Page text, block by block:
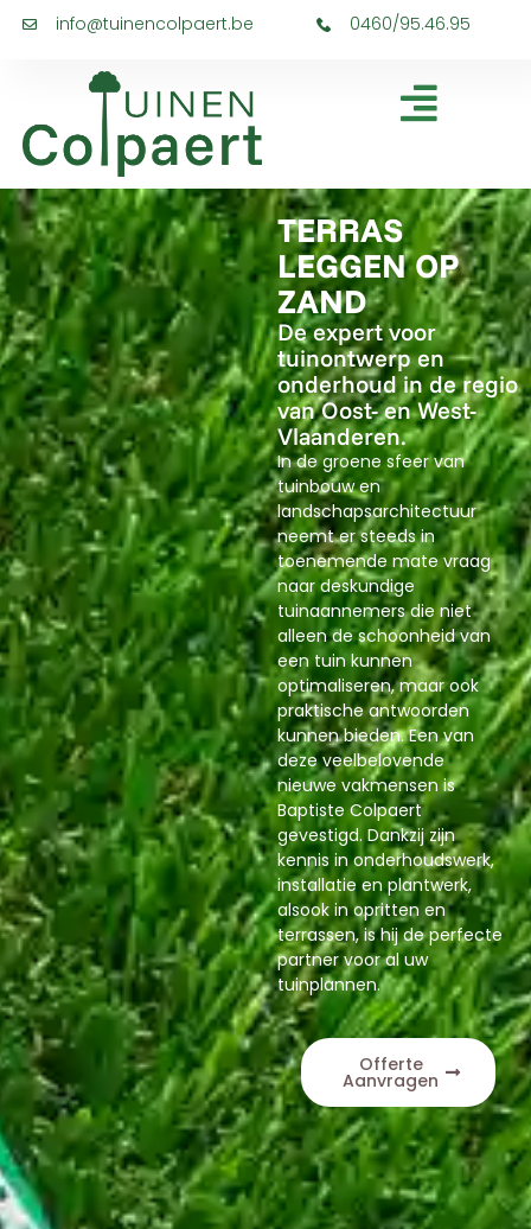
info@tuinencolpaert.be 0460/95.46.95
TERRAS
LEGGEN OP
ZAND
De expert voor
tuinontwerp en
onderhoud in de regio
van Oost- en West-
Vlaanderen.
In de groene sfeer van
tuinbouw en
landschapsarchitectuur
neemt er steeds in
toenemende mate vraag
naar deskundige
tuinaannemers die niet
alleen de schoonheid van
een tuin kunnen
optimaliseren, maar ook
praktische antwoorden
kunnen bieden. Een van
deze veelbelovende
nieuwe vakmensen is
Baptiste Colpaert
gevestigd. Dankzij zijn
kennis in onderhoudswerk,
installatie en plantwerk,
alsook in opritten en
terrassen, is hij de perfecte
partner voor al uw
tuinplannen.
Offerte
Aanvragen